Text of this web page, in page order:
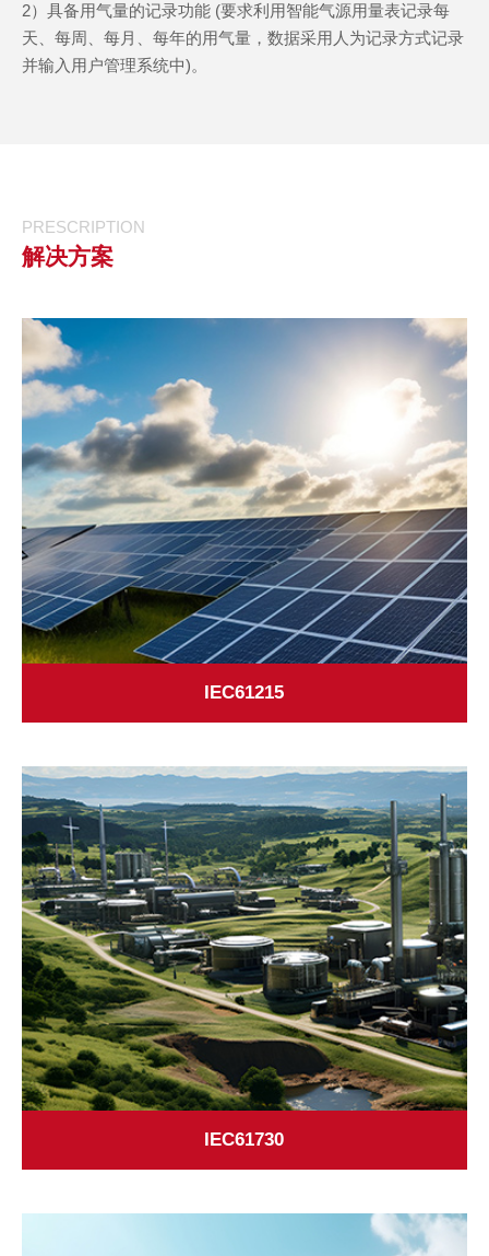
2）具备用气量的记录功能 (要求利用智能气源用量表记录每
天、每周、每月、每年的用气量，数据采用人为记录方式记录
并输入用户管理系统中)。
PRESCRIPTION
解决方案
IEC61215
IEC61730